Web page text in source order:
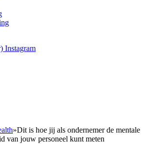
Instagram
»Dit is hoe jij als ondernemer de mentale
van jouw personeel kunt meten